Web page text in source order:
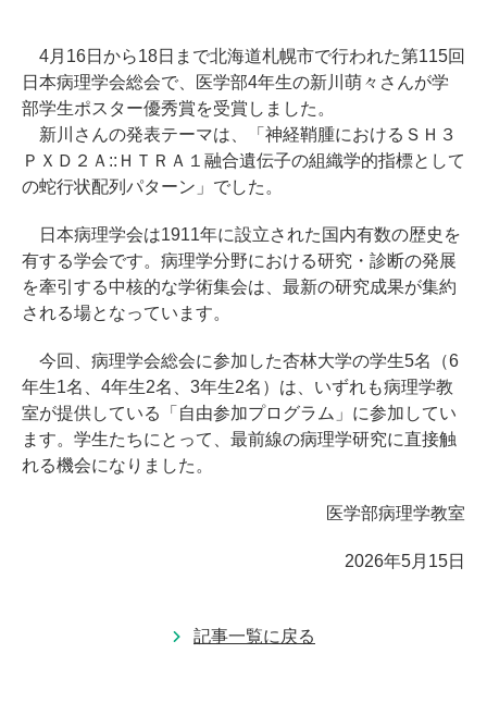
4月16日から18日まで北海道札幌市で行われた第115回
日本病理学会総会で、医学部4年生の新川萌々さんが学
部学生ポスター優秀賞を受賞しました。
新川さんの発表テーマは、「神経鞘腫におけるＳＨ３
ＰＸＤ２Ａ::ＨＴＲＡ１融合遺伝子の組織学的指標として
の蛇行状配列パターン」でした。
日本病理学会は1911年に設立された国内有数の歴史を
有する学会です。病理学分野における研究・診断の発展
を牽引する中核的な学術集会は、最新の研究成果が集約
される場となっています。
今回、病理学会総会に参加した杏林大学の学生5名（6
年生1名、4年生2名、3年生2名）は、いずれも病理学教
室が提供している「自由参加プログラム」に参加してい
ます。学生たちにとって、最前線の病理学研究に直接触
れる機会になりました。
医学部病理学教室
2026年5月15日
記事一覧に戻る